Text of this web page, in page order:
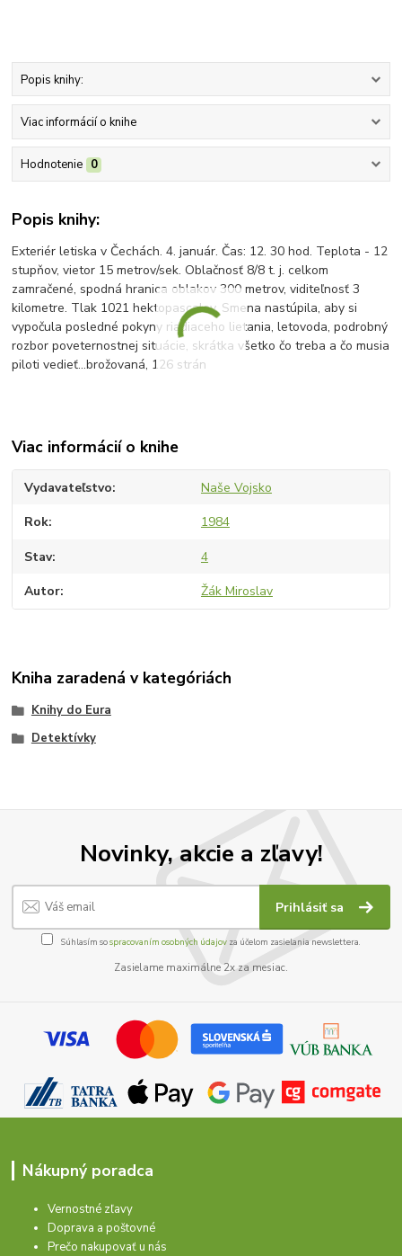
Popis knihy:
Viac informácií o knihe
Hodnotenie 0
Popis knihy:
Exteriér letiska v Čechách. 4. január. Čas: 12. 30 hod. Teplota - 12
stupňov, vietor 15 metrov/sek. Oblačnosť 8/8 t. j. celkom
zamračené, spodná hranica oblakov 300 metrov, viditeľnosť 3
kilometre. Tlak 1021 hektopascalov. Smena nastúpila, aby si
vypočula posledné pokyny riadiaceho lietania, letovoda, podrobný
rozbor poveternostnej situácie, skrátka všetko čo treba a čo musia
piloti vedieť...brožovaná, 126 strán
Viac informácií o knihe
Vydavateľstvo Naše Vojsko
Rok 1984
Stav 4
Autor Žák Miroslav
Kniha zaradená v kategóriách
Knihy do Eura
Detektívky
Novinky, akcie a zľavy!
Prihlásiť sa
Súhlasím sospracovaním osobných údajov za účelom zasielania newslettera.
Zasielame maximálne 2x za mesiac.
Nákupný poradca
Vernostné zľavy
Doprava a poštovné
Prečo nakupovať u nás